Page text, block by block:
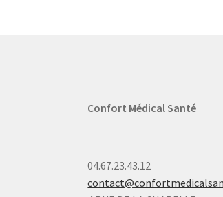
Confort Médical Santé
04.67.23.43.12